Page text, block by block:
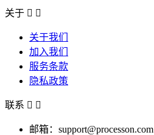
关于  
关于我们
加入我们
服务条款
隐私政策
联系  
邮箱：support@processon.com